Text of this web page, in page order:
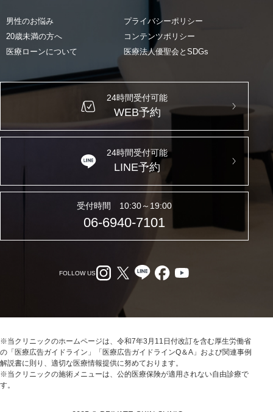
男性のお悩み
20歳未満の方へ
医療ローンについて
プライバシーポリシー
コンテンツポリシー
医療法人優聖会とSDGs
24時間受付可能
WEB予約
24時間受付可能
LINE予約
受付時間 10:30～19:00
06-6940-7101
FOLLOW US
※当クリニックのホームページは、令和7年3月11日付改訂を含む厚生労働省
の「医療広告ガイドライン」「医療広告ガイドラインQ＆A」および関連事例
解説書に則り、適切な医療情報提供に努めております。
※当クリニックの施術メニューは、公的医療保険が適用されない自由診療で
す。